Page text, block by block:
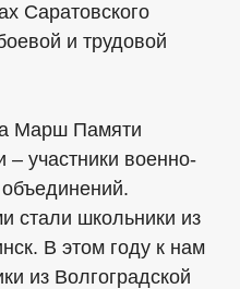
Саратовского
и трудовой
Марш Памяти
участники военно-
объединений.
стали школьники из
В этом году к нам
из Волгоградской